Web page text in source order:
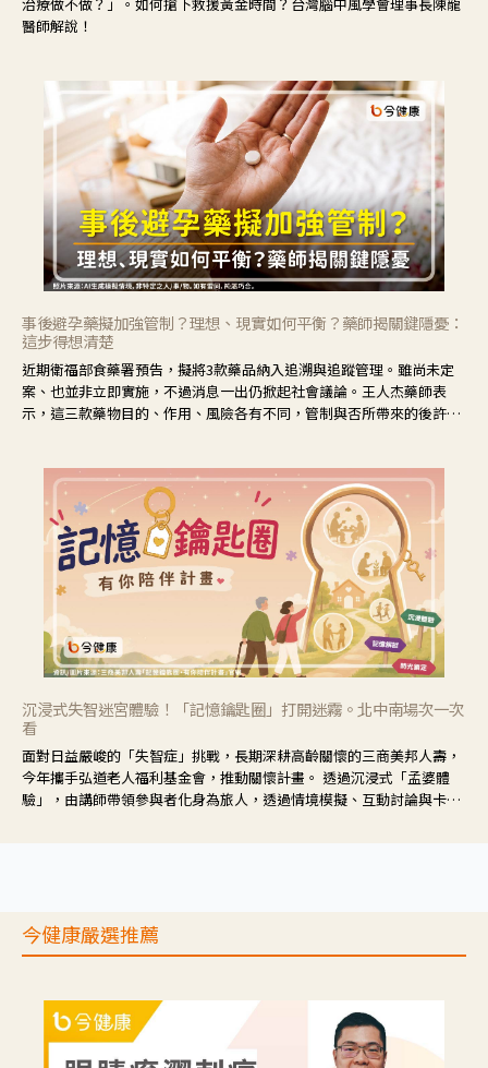
醫師解說！
事後避孕藥擬加強管制？理想、現實如何平衡？藥師揭關鍵隱憂：
這步得想清楚
近期衛福部食藥署預告，擬將3款藥品納入追溯與追蹤管理。雖尚未定
案、也並非立即實施，不過消息一出仍掀起社會議論。王人杰藥師表
示，這三款藥物目的、作用、風險各有不同，管制與否所帶來的後許影
沉浸式失智迷宮體驗！「記憶鑰匙圈」打開迷霧。北中南場次一次
看
面對日益嚴峻的「失智症」挑戰，長期深耕高齡關懷的三商美邦人壽，
今年攜手弘道老人福利基金會，推動關懷計畫。 透過沉浸式「孟婆體
驗」，由講師帶領參與者化身為旅人，透過情境模擬、互動討論與卡牌
今健康嚴選推薦